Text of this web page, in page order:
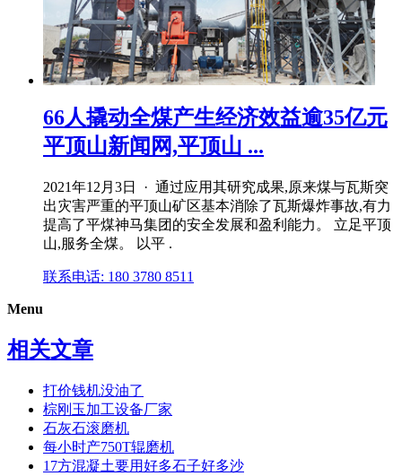
66人撬动全煤产生经济效益逾35亿元
平顶山新闻网,平顶山 ...
2021年12月3日 · 通过应用其研究成果,原来煤与瓦斯突
出灾害严重的平顶山矿区基本消除了瓦斯爆炸事故,有力
提高了平煤神马集团的安全发展和盈利能力。 立足平顶
山,服务全煤。 以平 .
联系电话: 180 3780 8511
Menu
相关文章
打价钱机没油了
棕刚玉加工设备厂家
石灰石滚磨机
每小时产750T辊磨机
17方混凝土要用好多石子好多沙